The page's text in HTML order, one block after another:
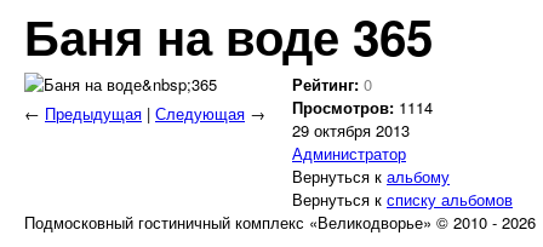
Баня на воде 365
← Предыдущая | Следующая →
Рейтинг: 0
Просмотров: 1114
29 октября 2013
Администратор
Вернуться к альбому
Вернуться к списку альбомов
Подмосковный гостиничный комплекс «Великодворье» © 2010 - 2026